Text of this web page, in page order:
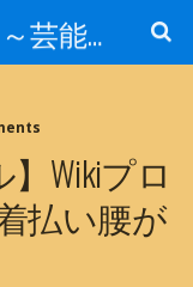
旬人（旬男・旬女）～芸能界等から旬な人・歌等の情報～
】wikiプロ
払い腰が